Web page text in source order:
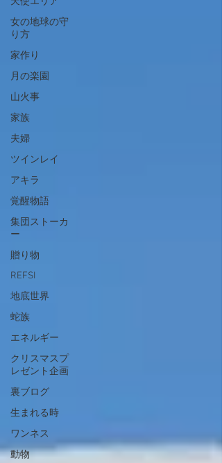
女の地球の守
り方
家作り
月の楽園
山火事
家族
夫婦
ツインレイ
アキラ
覚醒物語
集団ストーカ
ー
贈り物
REFSI
地底世界
蛇族
エネルギー
クリスマスプ
レゼント企画
裏ブログ
生まれる時
ワンネス
動物